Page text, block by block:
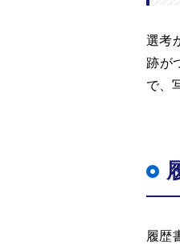
選考
跡が
で、
履歴